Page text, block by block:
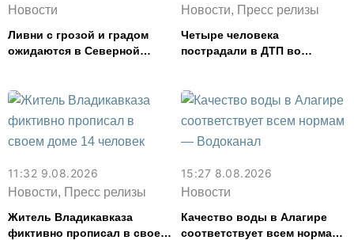
Новости
Ливни с грозой и градом
ожидаются в Северной
Новости, Пресс релизы
Четыре человека
пострадали в ДТП во
11:32 9.08.2026
Новости, Пресс релизы
Житель Владикавказа
фиктивно прописал в своем
15:27 8.08.2026
Новости
Качество воды в Алагире
соответствует всем нормам